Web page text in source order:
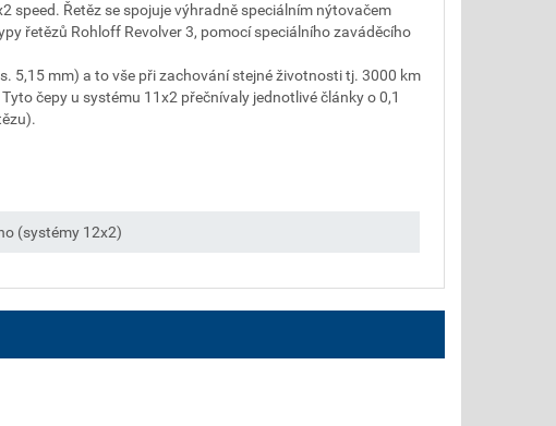
speed. Řetěz se spojuje výhradně speciálním nýtovačem
řetězů Rohloff Revolver 3, pomocí speciálního zaváděcího
5,15 mm) a to vše při zachování stejné životnosti tj. 3000 km
čepy u systému 11x2 přečnívaly jednotlivé články o 0,1
(systémy 12x2)